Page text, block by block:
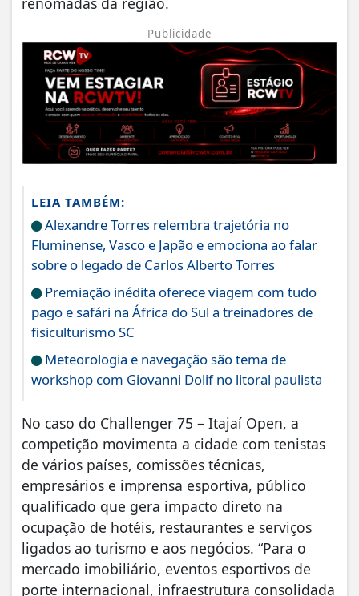
Publicidade
LEIA TAMBÉM:
Alexandre Torres relembra trajetória no
Fluminense, Vasco e Japão e emociona ao falar
sobre o legado de Carlos Alberto Torres
Premiação inédita oferece viagem com tudo
pago e safári na África do Sul a treinadores de
fisiculturismo SC
Meteorologia e navegação são tema de
workshop com Giovanni Dolif no litoral paulista
No caso do Challenger 75 – Itajaí Open, a
competição movimenta a cidade com tenistas
de vários países, comissões técnicas,
empresários e imprensa esportiva, público
qualificado que gera impacto direto na
ocupação de hotéis, restaurantes e serviços
ligados ao turismo e aos negócios. “Para o
mercado imobiliário, eventos esportivos de
porte internacional, infraestrutura consolidada